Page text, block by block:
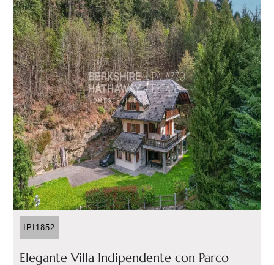
IPI1852
Elegante Villa Indipendente con Parco